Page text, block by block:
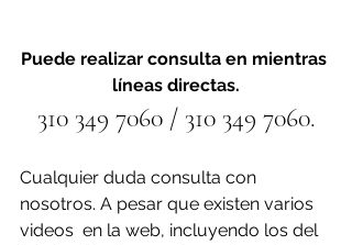
Puede realizar consulta en mientras
líneas directas.
310 349 7060 / 310 349 7060.
Cualquier duda consulta con
nosotros. A pesar que existen varios
videos  en la web, incluyendo los del